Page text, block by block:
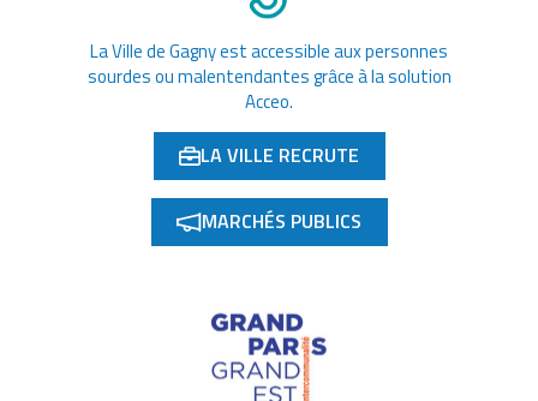
La Ville de Gagny est accessible aux personnes
sourdes ou malentendantes grâce à la solution
Acceo.
LA VILLE RECRUTE
(OUVERTURE DANS UN NOUVEL ONGLET)
MARCHÉS PUBLICS
(OUVERTURE DANS UN NOUVEL ONGLET)